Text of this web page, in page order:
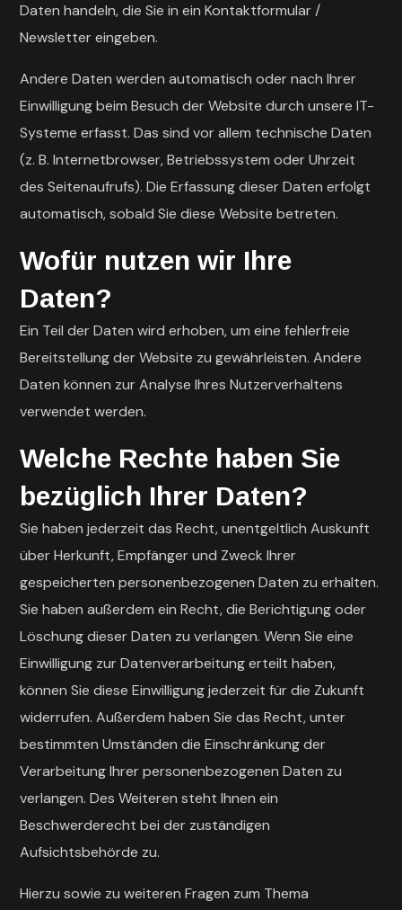
Daten handeln, die Sie in ein Kontaktformular /
Newsletter eingeben.
Andere Daten werden automatisch oder nach Ihrer
Einwilligung beim Besuch der Website durch unsere IT-
Systeme erfasst. Das sind vor allem technische Daten
(z. B. Internetbrowser, Betriebssystem oder Uhrzeit
des Seitenaufrufs). Die Erfassung dieser Daten erfolgt
automatisch, sobald Sie diese Website betreten.
Wofür nutzen wir Ihre
Daten?
Ein Teil der Daten wird erhoben, um eine fehlerfreie
Bereitstellung der Website zu gewährleisten. Andere
Daten können zur Analyse Ihres Nutzerverhaltens
verwendet werden.
Welche Rechte haben Sie
bezüglich Ihrer Daten?
Sie haben jederzeit das Recht, unentgeltlich Auskunft
über Herkunft, Empfänger und Zweck Ihrer
gespeicherten personenbezogenen Daten zu erhalten.
Sie haben außerdem ein Recht, die Berichtigung oder
Löschung dieser Daten zu verlangen. Wenn Sie eine
Einwilligung zur Datenverarbeitung erteilt haben,
können Sie diese Einwilligung jederzeit für die Zukunft
widerrufen. Außerdem haben Sie das Recht, unter
bestimmten Umständen die Einschränkung der
Verarbeitung Ihrer personenbezogenen Daten zu
verlangen. Des Weiteren steht Ihnen ein
Beschwerderecht bei der zuständigen
Aufsichtsbehörde zu.
Hierzu sowie zu weiteren Fragen zum Thema